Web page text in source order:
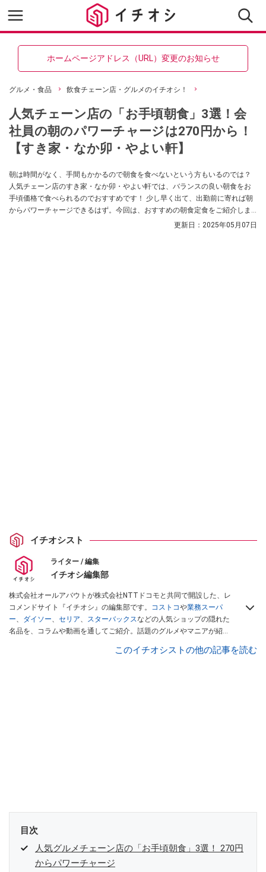
ホームページアドレス（URL）変更のお知らせ
グルメ・食品 飲食チェーン店・グルメのイチオシ！
人気チェーン店の「お手頃朝食」3選！会
社員の朝のパワーチャージは270円から！
【すき家・なか卯・やよい軒】
朝は時間がなく、手間もかかるので朝食を食べないという方もいるのでは？
人気チェーン店のすき家・なか卯・やよい軒では、バランスの良い朝食をお
手頃価格で食べられるのでおすすめです！ 少し早く出て、出勤前に寄れば朝
からパワーチャージできるはず。今回は、おすすめの朝食定食をご紹介しま
す。270円から頼めるので、コスパよく満腹にできます。
更新日： 2025年05月07日
イチオシスト
ライター / 編集
イチオシ編集部
株式会社オールアバウトが株式会社NTTドコモと共同で開設した、レ
コメンドサイト『イチオシ』の編集部です。 コストコや業務スーパ
ー、 ダイソー、 セリア、 スターバックスなどの人気ショップの隠れた
名品を、コラムや動画を通してご紹介。話題のグルメやマニアが紹介
インフルエンサーが実際に使用してレビューしています。毎日トレン
このイチオシストの他の記事を読む
目次
人気グルメチェーン店の「お手頃朝食」3選！ 270円
からパワーチャージ